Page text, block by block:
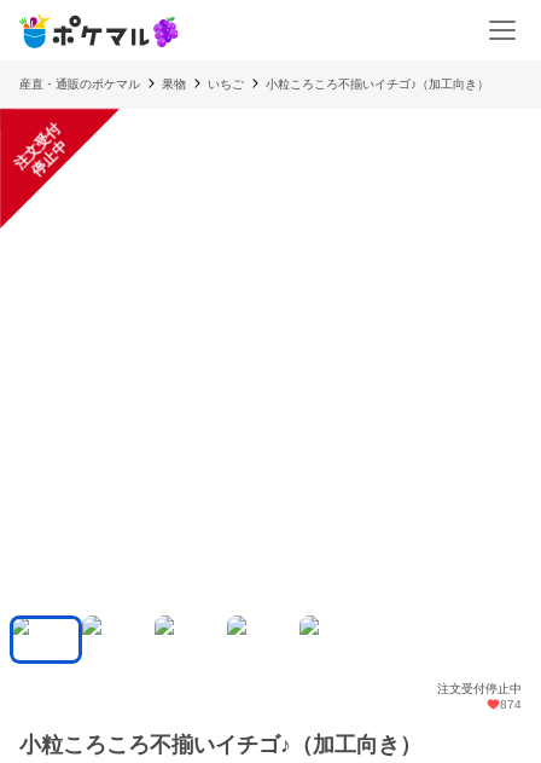
産直・通販のポケマル 果物 いちご 小粒ころころ不揃いイチゴ♪（加工向き）
注
文
受
付
停
止
中
注文受付停止中
874
小粒ころころ不揃いイチゴ♪（加工向き）